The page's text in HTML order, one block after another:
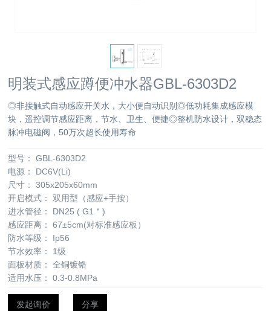
明装式感应蹲便冲水器GBL-6303D2
◎非接触式自动感应开关水，大小便自动识别◎低功耗集成感应模
块，遥控调节感应距离，节水、卫生、便捷◎整机防水设计，双稳态
脉冲电磁阀，50万次超长使用寿命
型号：
GBL-6303D2
电源：
DC6V(Li)
尺寸：
305x205x60mm
开启模式：
双用型（感应+手按）
进水管径：
DN25 ( G1＂)
感应距离：
67±5cm(对标准感应板）
防水等级：
Ip56
节水效率：
1级
面板材质：
全铜镀铬
适用水压：
0.3-0.8MPa
发起询价 分享